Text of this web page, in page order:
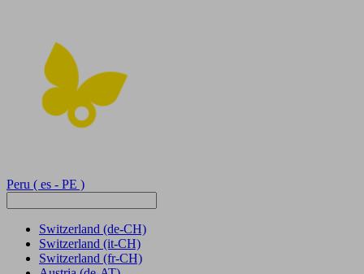
Peru ( es - PE )
Switzerland (de-CH)
Switzerland (it-CH)
Switzerland (fr-CH)